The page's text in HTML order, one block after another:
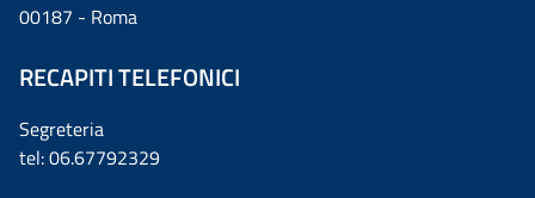
00187 - Roma
RECAPITI TELEFONICI
Segreteria
tel: 06.67792329